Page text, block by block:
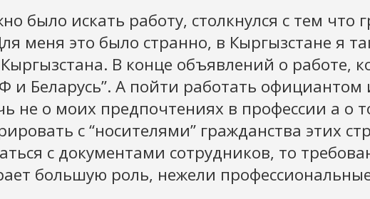
было искать работу, столкнулся с тем что
меня это было странно, в Кыргызстане я
В конце объявлений о работе,
и Беларусь”. А пойти работать
не о моих предпочтениях в профессии а о
с “носителями” гражданства этих
с документами сотрудников, то
большую роль, нежели